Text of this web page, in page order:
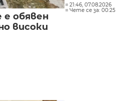
е обявен
високи
21:46, 07.08.2026
Чете се за: